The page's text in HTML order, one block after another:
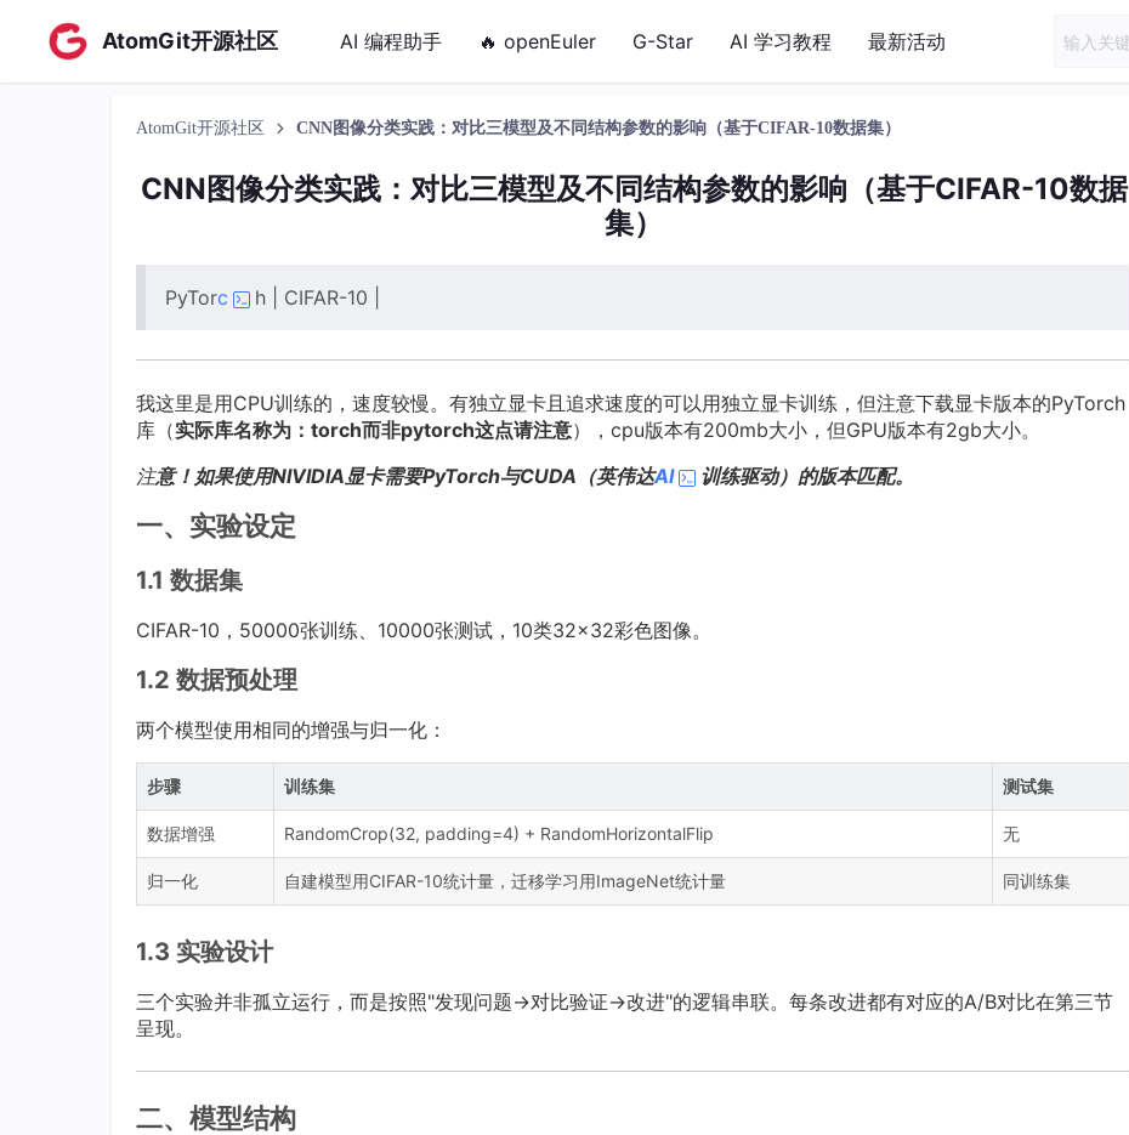
AtomGit开源社区 AI 编程助手 🔥 openEuler G-Star AI 学习教程 最新活动
AtomGit开源社区 CNN图像分类实践：对比三模型及不同结构参数的影响（基于CIFAR-10数据集）
CNN图像分类实践：对比三模型及不同结构参数的影响（基于CIFAR-10数据
集）
PyTorc h | CIFAR-10 |
我这里是用CPU训练的，速度较慢。有独立显卡且追求速度的可以用独立显卡训练，但注意下载显卡版本的PyTorch
库（实际库名称为：torch而非pytorch这点请注意），cpu版本有200mb大小，但GPU版本有2gb大小。
注意！如果使用NIVIDIA显卡需要PyTorch与CUDA（英伟达AI 训练驱动）的版本匹配。
一、实验设定
1.1 数据集
CIFAR-10，50000张训练、10000张测试，10类32×32彩色图像。
1.2 数据预处理
两个模型使用相同的增强与归一化：
步骤 训练集 测试集
数据增强 RandomCrop(32, padding=4) + RandomHorizontalFlip 无
归一化 自建模型用CIFAR-10统计量，迁移学习用ImageNet统计量 同训练集
1.3 实验设计
三个实验并非孤立运行，而是按照"发现问题→对比验证→改进"的逻辑串联。每条改进都有对应的A/B对比在第三节
呈现。
二、模型结构